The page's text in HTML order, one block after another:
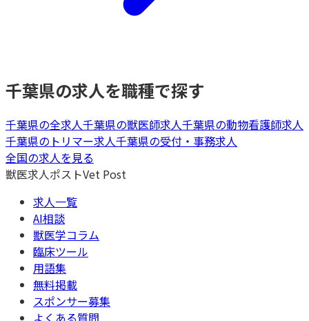
千葉県の求人を職種で探す
千葉県の全求人千葉県の獣医師求人千葉県の動物看護師求人
千葉県の トリマー求人千葉県の受付・事務求人
全国の求人を見る
獣医求人ポストVet Post
求人一覧
AI相談
獣医学コラム
臨床ツール
用語集
無料掲載
スポンサー募集
よくある質問